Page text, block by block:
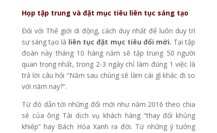
Họp tập trung và đặt mục tiêu liên tục sáng tạo
Đối với Thế giới di động, cách duy nhất để luôn duy trì
sự sáng tạo là liên tục đặt mục tiêu đổi mới. Tại tập
đoàn này tháng 10 hàng năm sẽ tập trung 50 người
quan trọng nhất, trong 2-3 ngày chỉ làm đúng 1 việc là
trả lời câu hỏi “Năm sau chúng sẽ làm cái gì khác đi so
với năm nay?”.
Từ đó dẫn tới những đổi mới như năm 2016 theo chia
sẻ của ông Tài dịch vụ khách hàng “thay đổi khủng
khiếp” hay Bách Hóa Xanh ra đời. Từ những ý tưởng